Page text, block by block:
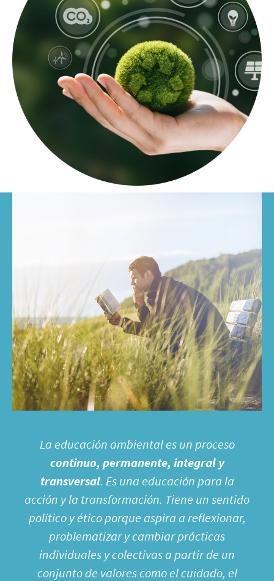
La educación ambiental es un proceso
continuo, permanente, integral y
transversal. Es una educación para la
acción y la transformación. Tiene un sentido
político y ético porque aspira a reflexionar,
problematizar y cambiar prácticas
individuales y colectivas a partir de un
conjunto de valores como el cuidado, el